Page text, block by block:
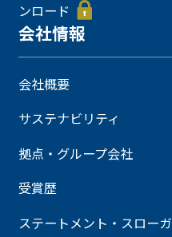
ンロード
会社情報
会社概要
サステナビリティ
拠点・グループ会社
受賞歴
ステートメント・スローガ